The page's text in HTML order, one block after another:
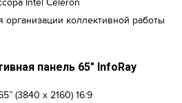
Intel Celeron
организации коллективной работы
панель 65" InfoRay
(3840 x 2160) 16:9